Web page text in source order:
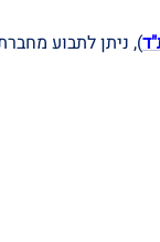
), ניתן לתבוע